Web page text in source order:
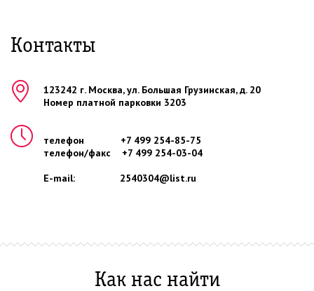
Контакты
123242 г. Москва, ул. Большая Грузинская, д. 20
Номер платной парковки 3203
телефон +7 499 254-85-75
телефон/факс +7 499 254-03-04
E-mail: 2540304@list.ru
Как нас найти